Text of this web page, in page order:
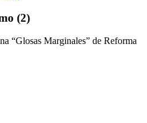
(2)
“Glosas Marginales” de Reforma